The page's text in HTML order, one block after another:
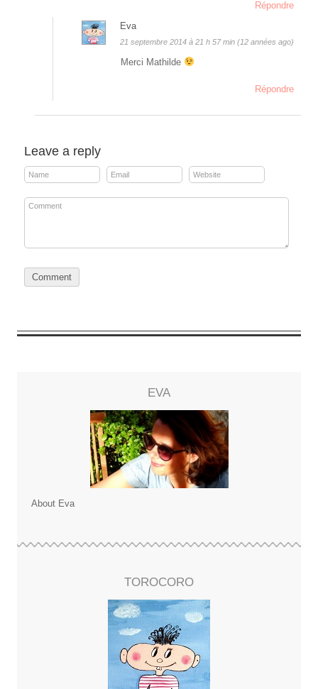
Répondre
Eva
21 septembre 2014 à 21 h 57 min (12 années ago)
Merci Mathilde
Répondre
Leave a reply
EVA
About Eva
TOROCORO